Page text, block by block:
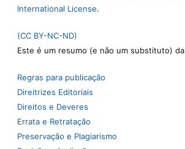
International License.
(CC BY-NC-ND)
Este é um resumo (e não um substituto) da
Regras para publicação
Direitrizes Editoriais
Direitos e Deveres
Errata e Retratação
Preservação e Plagiarismo